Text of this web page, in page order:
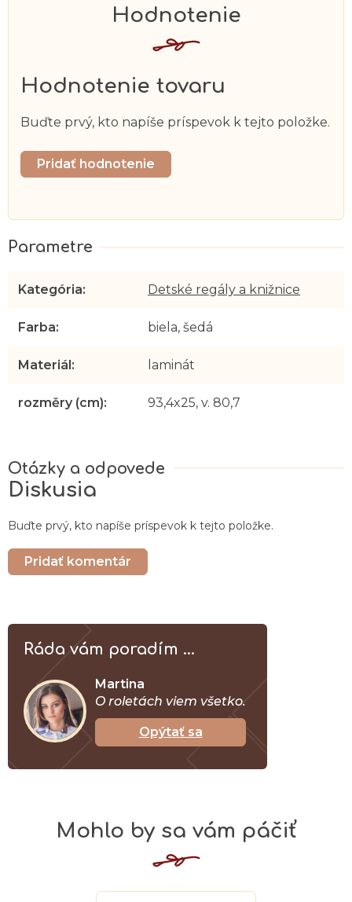
Hodnotenie tovaru
Buďte prvý, kto napíše príspevok k tejto položke.
Pridať hodnotenie
Diskusia
Buďte prvý, kto napíše príspevok k tejto položke.
Pridať komentár
Kategória: Detské regály a knižnice
Farba: biela, šedá
Materiál : laminát
rozměry (cm): 93,4x25, v. 80,7
Ráda vám poradím ...
Martina
O roletách viem všetko.
Opýtať sa